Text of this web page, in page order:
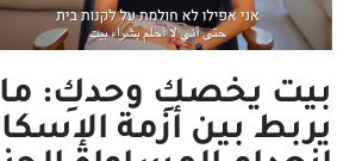
بيت يخصكِ وحدكِ: ما
يربط بين أزمة